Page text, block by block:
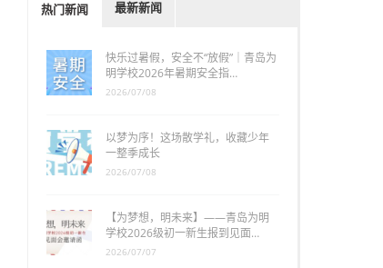
热门新闻 最新新闻
快乐过暑假，安全不“放假”｜青岛为
明学校2026年暑期安全指…
2026/07/08
以梦为序！这场散学礼，收藏少年
一整季成长
2026/07/08
【为梦想，明未来】——青岛为明
学校2026级初一新生报到见面…
2026/07/07